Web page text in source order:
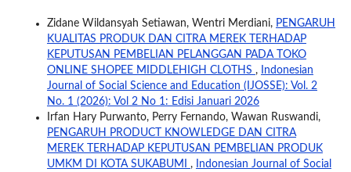
Zidane Wildansyah Setiawan, Wentri Merdiani, PENGARUH
KUALITAS PRODUK DAN CITRA MEREK TERHADAP
KEPUTUSAN PEMBELIAN PELANGGAN PADA TOKO
ONLINE SHOPEE MIDDLEHIGH CLOTHS ,
Indonesian
Journal of Social Science and Education (IJOSSE): Vol. 2
No. 1 (2026): Vol 2 No 1: Edisi Januari 2026
Irfan Hary Purwanto, Perry Fernando, Wawan Ruswandi,
PENGARUH PRODUCT KNOWLEDGE DAN CITRA
MEREK TERHADAP KEPUTUSAN PEMBELIAN PRODUK
UMKM DI KOTA SUKABUMI ,
Indonesian Journal of Social